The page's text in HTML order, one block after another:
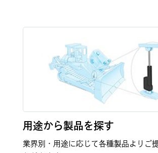
用途から製品を探す
業界別・用途に応じて各種製品よりご